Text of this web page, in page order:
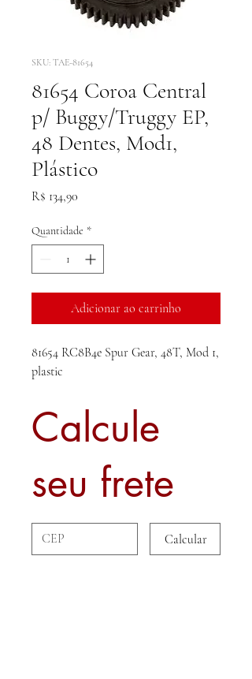
SKU: TAE-81654
81654 Coroa Central
p/ Buggy/Truggy EP,
48 Dentes, Mod1,
Plástico
R$ 134,90
Quantidade *
Adicionar ao carrinho
81654 RC8B4e Spur Gear, 48T, Mod 1,
plastic
Calcule
seu frete
Calcular